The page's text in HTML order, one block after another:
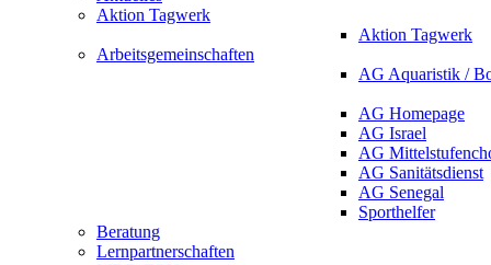
Aktion Tagwerk
Aktion Tagwerk
Arbeitsgemeinschaften
AG Aquaristik /
AG Homepage
AG Israel
AG
AG Sanitätsdienst
AG Senegal
Sporthelfer
Beratung
Lernpartnerschaften